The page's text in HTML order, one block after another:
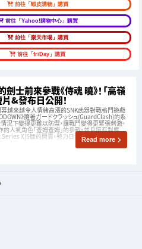
前往「蝦皮購物」購買
前往「Yahoo!購物中心」購買
前往「樂天市場」購買
前往「friDay」購買
士前來參戰《侍魂 曉》！「高嶺
片&發布日公開！
越來越令人情緒高漲的SNK武器對戰格鬥遊戲
》隨著ガードクラッシュ(GuardClash)的系
況下變得更難以防禦，讓戰鬥變得更緊張刺激。
人氣角色「查姆查姆」的參戰，並且還有對應
X|S版的開賣，勢力日漸壯大Read more